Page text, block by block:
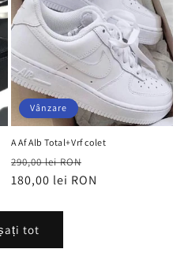
Vânzare
A Af Alb Total+Vrf colet
Preț
obișnuit
290,00 lei RON
redus
180,00 lei RON
tot